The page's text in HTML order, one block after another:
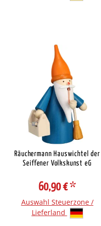
Räuchermann Hauswichtel der
Seiffener Volkskunst eG
60,90 €*
Auswahl Steuerzone /
Lieferland